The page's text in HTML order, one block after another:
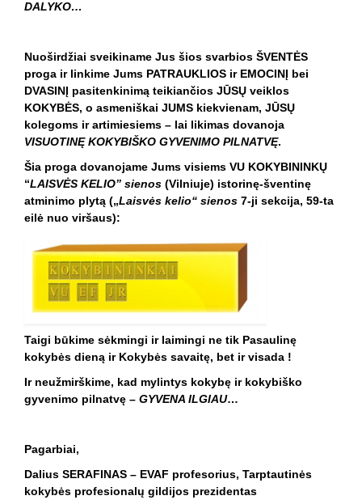
DALYKO…
Nuoširdžiai sveikiname Jus šios svarbios ŠVENTĖS
proga ir linkime Jums PATRAUKLIOS ir EMOCINĮ bei
DVASINĮ pasitenkinimą teikiančios JŪSŲ veiklos
KOKYBĖS, o asmeniškai JUMS kiekvienam, JŪSŲ
kolegoms ir artimiesiems – lai likimas dovanoja
VISUOTINĘ KOKYBIŠKO GYVENIMO PILNATVĘ.
Šia proga dovanojame Jums visiems VU KOKYBININKŲ
“LAISVĖS KELIO” sienos (Vilniuje) istorinę-šventinę
atminimo plytą („Laisvės kelio“ sienos 7-ji sekcija, 59-ta
eilė nuo viršaus):
Taigi būkime sėkmingi ir laimingi ne tik Pasaulinę
kokybės dieną ir Kokybės savaitę, bet ir visada !
Ir neužmirškime, kad mylintys kokybę ir kokybiško
gyvenimo pilnatvę – GYVENA ILGIAU…
Pagarbiai,
Dalius SERAFINAS – EVAF profesorius, Tarptautinės
kokybės profesionalų gildijos prezidentas